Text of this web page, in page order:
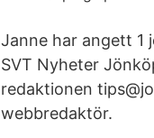
Janne har angett 1
SVT Nyheter
redaktionen
webbredaktör.